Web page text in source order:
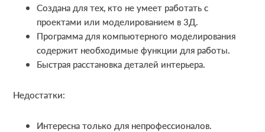
Создана для тех, кто не умеет работать с
проектами или моделированием в 3Д.
Программа для компьютерного моделирования
содержит необходимые функции для работы.
Быстрая расстановка деталей интерьера.
Недостатки:
Интересна только для непрофессионалов.